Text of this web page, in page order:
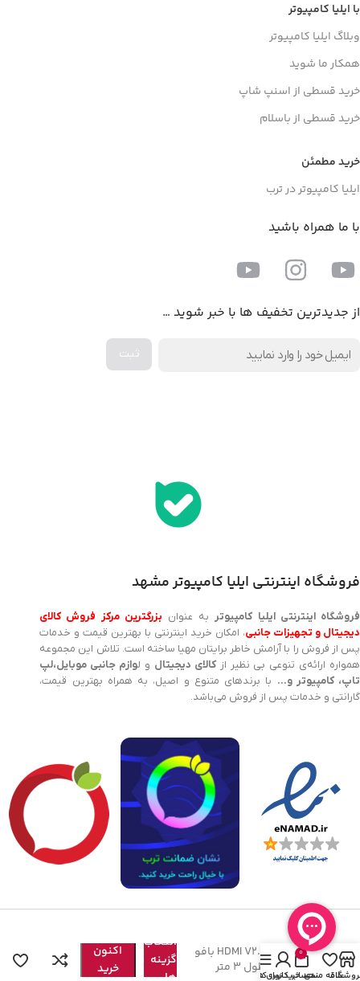
با ایلیا کامپیوتر
وبلاگ ایلیا کامپیوتر
همکار ما شوید
خرید قسطی از اسنپ شاپ
خرید قسطی از باسلام
خرید مطمئن
ایلیا کامپیوتر در ترب
با ما همراه باشید
از جدیدترین تخفیف ها با خبر شوید …
فروشگاه اینترنتی ایلیا کامپیوتر مشهد
فروشگاه اینترنتی ایلیا کامپیوتر به عنوان بزرگترین مرکز فروش کالای
دیجیتال و تجهیزات جانبی، امکان خرید اینترنتی با بهترین قیمت و خدمات
پس از فروش را با آرامش خاطر برایتان مهیا ساخته است. تلاش این مجموعه
همواره ارائه‌ی تنوعی بی نظیر ازکالای دیجیتال و لوازم جانبی موبایل،لپ
تاپ، کامپیوتر و… با برندهای متنوع و اصیل، به همراه بهترین قیمت،
گارانتی و خدمات پس از فروش می‌باشد.
کابل HDMI V2.0 4K بافو
BAFO به طول 3 متر
انتخاب
گزینه
اکنون
خرید
علاقه مندی
0
سبد خرید
حساب کاربری من
نوار کناری